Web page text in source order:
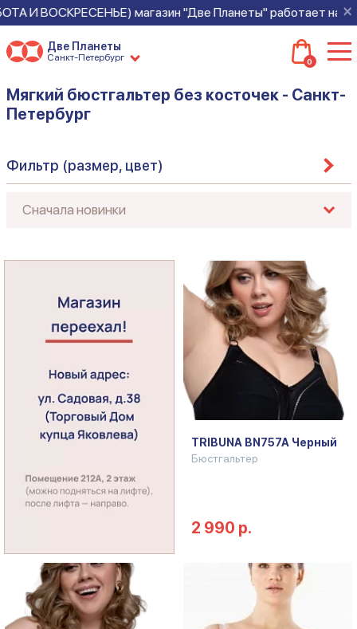
×
ВОСКРЕСЕНЬЕ) магазин "Две Планеты" работает на
Две Планеты
Санкт-Петербург 0
Мягкий бюстгальтер без косточек - Санкт-
Петербург
Фильтр (размер, цвет)
TRIBUNA BN757A Черный
Бюстгальтер
2 990 р.